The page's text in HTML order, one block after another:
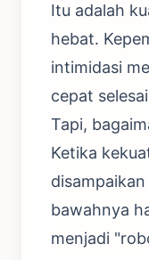
Itu adalah
hebat.
intimidasi
cepat
Tapi,
Ketika
bawahnya
menjadi